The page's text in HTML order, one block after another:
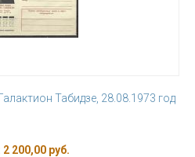
Табидзе, 28.08.1973 год
2 200,00 руб.